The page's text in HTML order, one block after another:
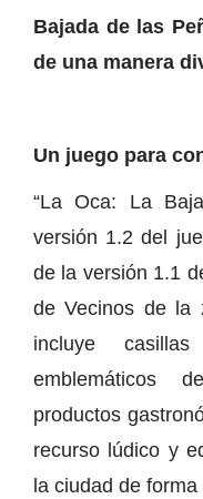
Bajada de las
de una manera
Un juego para
“La Oca: La
versión 1.2 del
de la versión 1.1
de Vecinos de la
incluye
emblemáticos
productos
recurso lúdico y
la ciudad de